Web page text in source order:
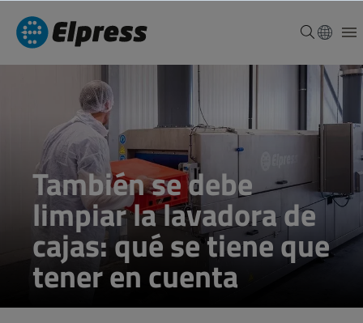
También se debe
limpiar la lavadora de
cajas: qué se tiene que
tener en cuenta